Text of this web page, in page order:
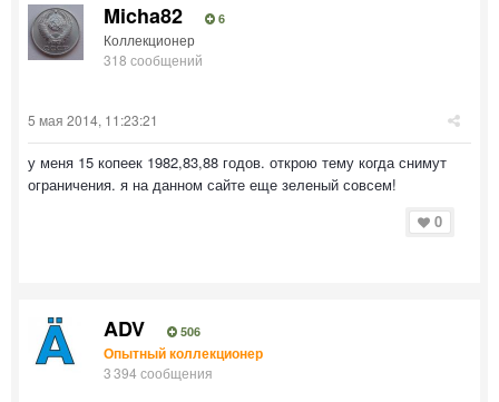
Micha82 6
Коллекционер
318 сообщений
5 мая 2014, 11:23:21
у меня 15 копеек 1982,83,88 годов. открою тему когда снимут
ограничения. я на данном сайте еще зеленый совсем!
0
ADV 506
Опытный коллекционер
3 394 сообщения